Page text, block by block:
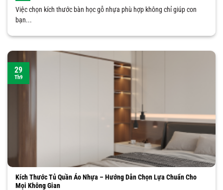
Việc chọn kích thước bàn học gỗ nhựa phù hợp không chỉ giúp con
bạn...
Kích Thước Tủ Quần Áo Nhựa – Hướng Dẫn Chọn Lựa Chuẩn Cho
Mọi Không Gian
29
Th9